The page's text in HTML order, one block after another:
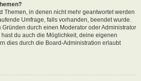
Themen, in denen nicht mehr geantwortet werden
Umfrage, falls vorhanden, beendet wurde.
durch einen Moderator oder Administrator
du auch die Möglichkeit, deine eigenen
dies durch die Board-Administration erlaubt